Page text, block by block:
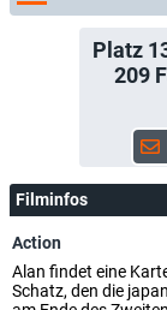
Platz
209
Filminfos
Action
Alan findet eine
Schatz, den die